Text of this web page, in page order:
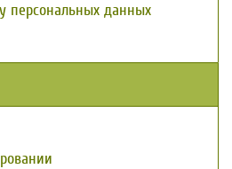
персональных данных